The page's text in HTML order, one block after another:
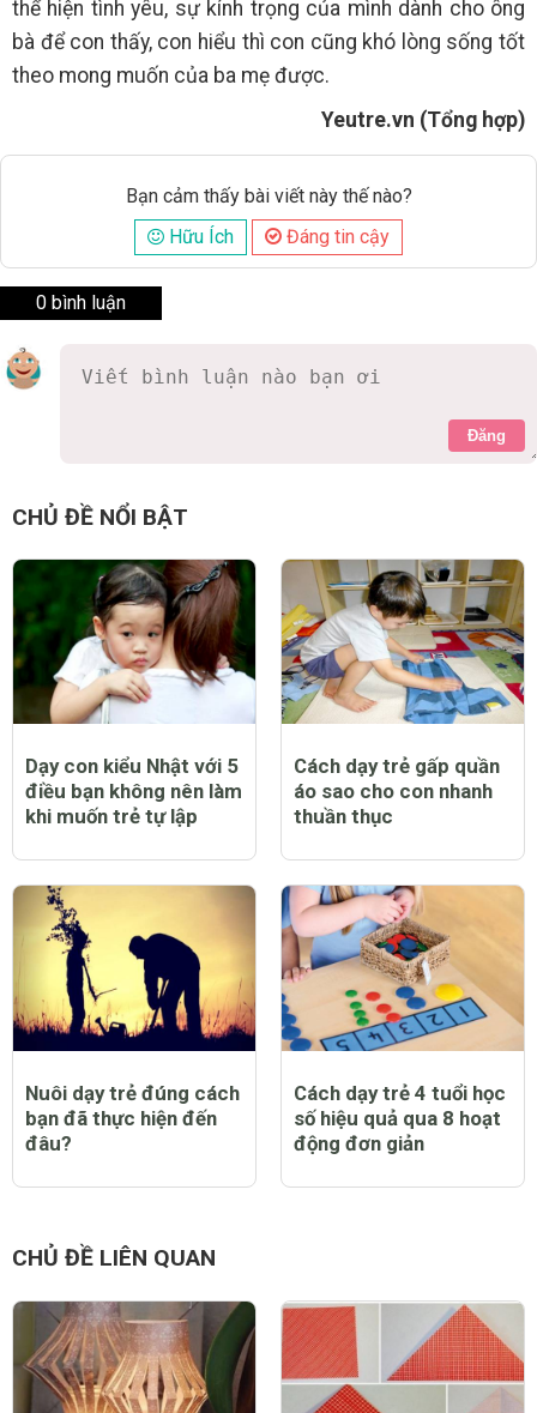
thể hiện tình yêu, sự kính trọng của mình dành cho ông
bà để con thấy, con hiểu thì con cũng khó lòng sống tốt
theo mong muốn của ba mẹ được.
Yeutre.vn (Tổng hợp)
Bạn cảm thấy bài viết này thế nào?
Hữu Ích
Đáng tin cậy
0 bình luận
Đăng
CHỦ ĐỀ NỔI BẬT
Dạy con kiểu Nhật với 5
điều bạn không nên làm
khi muốn trẻ tự lập
Cách dạy trẻ gấp quần
áo sao cho con nhanh
thuần thục
Nuôi dạy trẻ đúng cách
bạn đã thực hiện đến
đâu?
Cách dạy trẻ 4 tuổi học
số hiệu quả qua 8 hoạt
động đơn giản
CHỦ ĐỀ LIÊN QUAN